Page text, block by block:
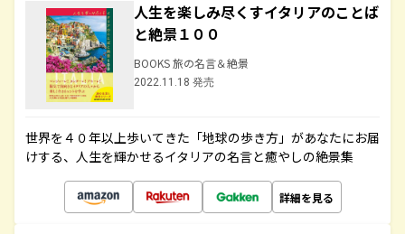
人生を楽しみ尽くすイタリアのことば
と絶景１００
BOOKS 旅の名言＆絶景
2022.11.18 発売
世界を４０年以上歩いてきた「地球の歩き方」があなたにお届
けする、人生を輝かせるイタリアの名言と癒やしの絶景集
詳細を見る